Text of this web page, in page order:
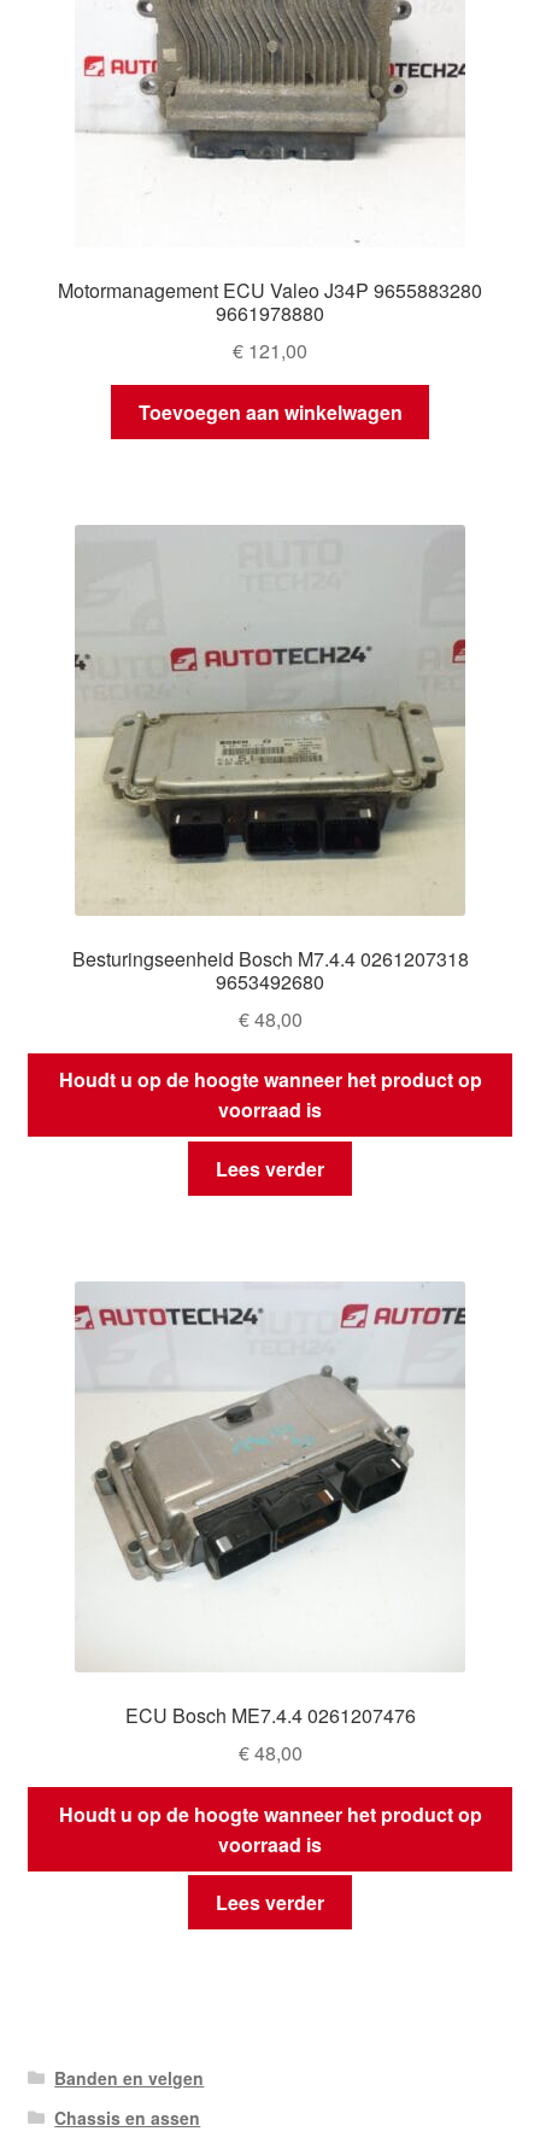
Motormanagement ECU Valeo J34P 9655883280
9661978880
€ 121,00
Toevoegen aan winkelwagen
Besturingseenheid Bosch M7.4.4 0261207318
9653492680
€48,00
Houdt u op de hoogte wanneer het product op
voorraad is
Lees verder
ECU Bosch ME7.4.4 0261207476
€48,00
Houdt u op de hoogte wanneer het product op
voorraad is
Lees verder
Banden en velgen
Chassis en assen